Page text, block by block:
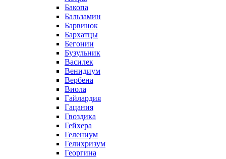
Бакопа
Бальзамин
Барвинок
Бархатцы
Бегонии
Бузульник
Василек
Венидиум
Вербена
Виола
Гайлардия
Гацания
Гвоздика
Гейхера
Гелениум
Гелихризум
Георгина